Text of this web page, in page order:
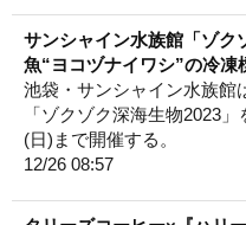
サンシャイン水族館「ゾク
魚“ヨコヅナイワシ”の冷凍
池袋・サンシャイン水族館
「ゾクゾク深海生物2023
(日)まで開催する。
12/26 08:57